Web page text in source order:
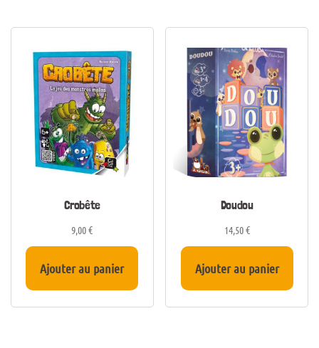
Crobête
9,00€
Ajouter au panier
Doudou
14,50€
Ajouter au panier